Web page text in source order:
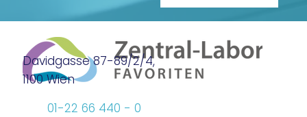
von den Ordinationen
Mustafa, Samadani und...
Davidgasse 87-89/2/4,
1100 Wien
01-22 66 440 - 0